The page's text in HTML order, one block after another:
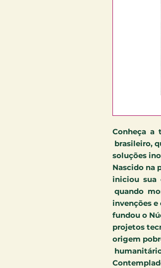
Conheça a
brasileiro,
soluções
Nascido na
iniciou sua
quando
invenções
fundou o
projetos
origem